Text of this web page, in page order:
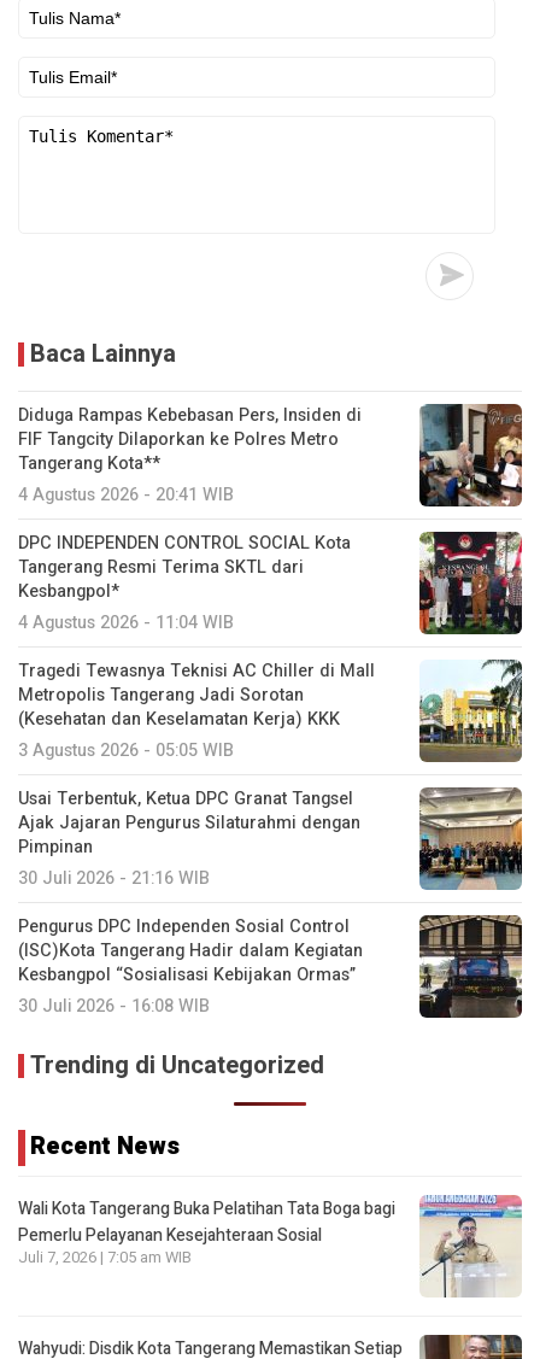
Baca Lainnya
Diduga Rampas Kebebasan Pers, Insiden di
FIF Tangcity Dilaporkan ke Polres Metro
Tangerang Kota**
4 Agustus 2026 - 20:41 WIB
DPC INDEPENDEN CONTROL SOCIAL Kota
Tangerang Resmi Terima SKTL dari
Kesbangpol*
4 Agustus 2026 - 11:04 WIB
Tragedi Tewasnya Teknisi AC Chiller di Mall
Metropolis Tangerang Jadi Sorotan
(Kesehatan dan Keselamatan Kerja) KKK
3 Agustus 2026 - 05:05 WIB
Usai Terbentuk, Ketua DPC Granat Tangsel
Ajak Jajaran Pengurus Silaturahmi dengan
Pimpinan
30 Juli 2026 - 21:16 WIB
Pengurus DPC Independen Sosial Control
(ISC)Kota Tangerang Hadir dalam Kegiatan
Kesbangpol “Sosialisasi Kebijakan Ormas”
30 Juli 2026 - 16:08 WIB
Trending di Uncategorized
Recent News
Wali Kota Tangerang Buka Pelatihan Tata Boga bagi
Pemerlu Pelayanan Kesejahteraan Sosial
Juli 7, 2026 | 7:05 am WIB
Wahyudi: Disdik Kota Tangerang Memastikan Setiap